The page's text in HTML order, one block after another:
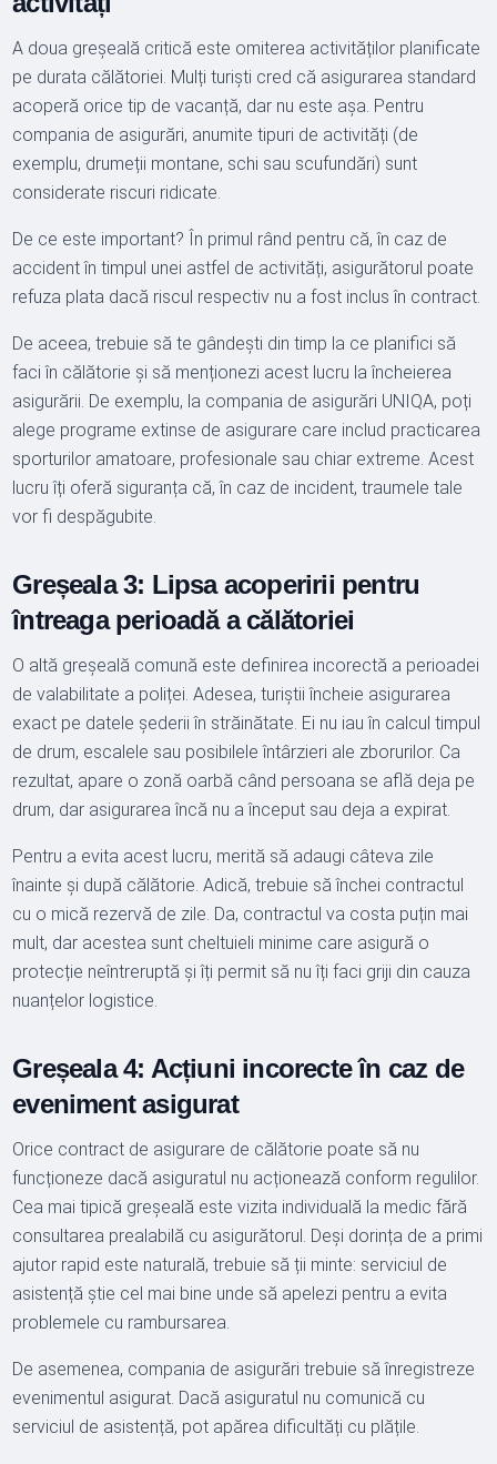
A doua greșeală critică este omiterea activităților planificate
pe durata călătoriei. Mulți turiști cred că asigurarea standard
acoperă orice tip de vacanță, dar nu este așa. Pentru
compania de asigurări, anumite tipuri de activități (de
exemplu, drumeții montane, schi sau scufundări) sunt
considerate riscuri ridicate.
De ce este important? În primul rând pentru că, în caz de
accident în timpul unei astfel de activități, asigurătorul poate
refuza plata dacă riscul respectiv nu a fost inclus în contract.
De aceea, trebuie să te gândești din timp la ce planifici să
faci în călătorie și să menționezi acest lucru la încheierea
asigurării. De exemplu, la compania de asigurări UNIQA, poți
alege programe extinse de asigurare care includ practicarea
sporturilor amatoare, profesionale sau chiar extreme. Acest
lucru îți oferă siguranța că, în caz de incident, traumele tale
vor fi despăgubite.
Greșeala 3: Lipsa acoperirii pentru
întreaga perioadă a călătoriei
O altă greșeală comună este definirea incorectă a perioadei
de valabilitate a poliței. Adesea, turiștii încheie asigurarea
exact pe datele șederii în străinătate. Ei nu iau în calcul timpul
de drum, escalele sau posibilele întârzieri ale zborurilor. Ca
rezultat, apare o zonă oarbă când persoana se află deja pe
drum, dar asigurarea încă nu a început sau deja a expirat.
Pentru a evita acest lucru, merită să adaugi câteva zile
înainte și după călătorie. Adică, trebuie să închei contractul
cu o mică rezervă de zile. Da, contractul va costa puțin mai
mult, dar acestea sunt cheltuieli minime care asigură o
protecție neîntreruptă și îți permit să nu îți faci griji din cauza
nuanțelor logistice.
Greșeala 4: Acțiuni incorecte în caz de
eveniment asigurat
Orice contract de asigurare de călătorie poate să nu
funcționeze dacă asiguratul nu acționează conform regulilor.
Cea mai tipică greșeală este vizita individuală la medic fără
consultarea prealabilă cu asigurătorul. Deși dorința de a primi
ajutor rapid este naturală, trebuie să ții minte: serviciul de
asistență știe cel mai bine unde să apelezi pentru a evita
problemele cu rambursarea.
De asemenea, compania de asigurări trebuie să înregistreze
evenimentul asigurat. Dacă asiguratul nu comunică cu
serviciul de asistență, pot apărea dificultăți cu plățile.